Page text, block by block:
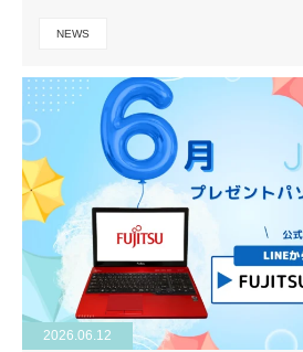
NEWS
2026.06.12